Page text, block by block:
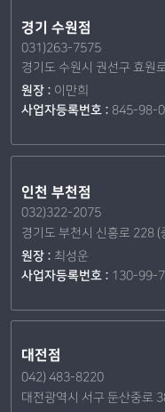
경기 수원점
031)263-7575
경기도 수원시 권선구 효원
원장 : 이만희
사업자등록번호 : 845-98-
인천 부천점
032)322-2075
경기도 부천시 신흥로 228 (
원장 : 최성운
사업자등록번호 : 130-99-
대전점
042) 483-8220
대전광역시 서구 둔산중로